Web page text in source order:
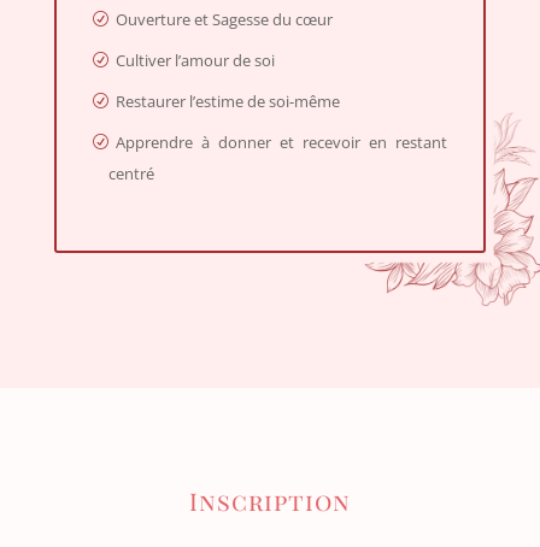
Ouverture et Sagesse du cœur
Cultiver l’amour de soi
Restaurer l’estime de soi-même
Apprendre à donner et recevoir en restant
centré
Inscription